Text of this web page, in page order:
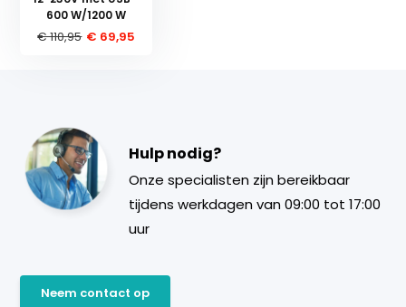
600 W/1200 W
€ 110,95 € 69,95
Hulp nodig?
Onze specialisten zijn bereikbaar
tijdens werkdagen van 09:00 tot 17:00
uur
Neem contact op